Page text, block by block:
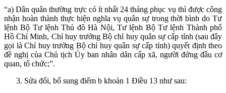
“a) Dân quân thường trực có ít nhất 24 tháng phục vụ thì được công
nhận hoàn thành thực hiện nghĩa vụ quân sự trong thời bình do Tư
lệnh Bộ Tư lệnh Thủ đô Hà Nội, Tư lệnh Bộ Tư lệnh Thành phố
Hồ Chí Minh, Chỉ huy trưởng Bộ chỉ huy quân sự cấp tỉnh (sau đây
gọi là Chỉ huy trưởng Bộ chỉ huy quân sự cấp tỉnh) quyết định theo
đề nghị của Chủ tịch Ủy ban nhân dân cấp xã, người đứng đầu cơ
quan, tổ chức;”.
Sửa đổi, bổ sung điểm b khoản 1 Điều 13 như sau: